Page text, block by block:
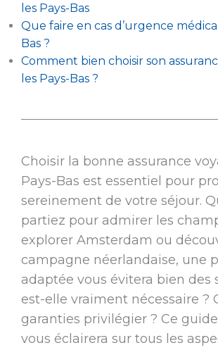
les Pays-Bas
Que faire en cas d’urgence
Bas ?
Comment bien choisir son
les Pays-Bas ?
Choisir la bonne assurance
Pays-Bas est essentiel pour
sereinement de votre séjour.
partiez pour admirer les
explorer Amsterdam ou
campagne néerlandaise, une
adaptée vous évitera bien des
est-elle vraiment nécessaire ?
garanties privilégier ? Ce
vous éclairera sur tous les